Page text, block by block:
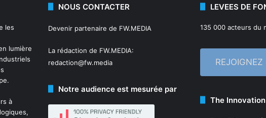
les
lumière
à
NOUS CONTACTER
Devenir partenaire de FW.MEDIA
La rédaction de FW.MEDIA:
redaction@fw.media
Notre audience est mesurée par
LEVEES DE
135 000 acteurs du
The